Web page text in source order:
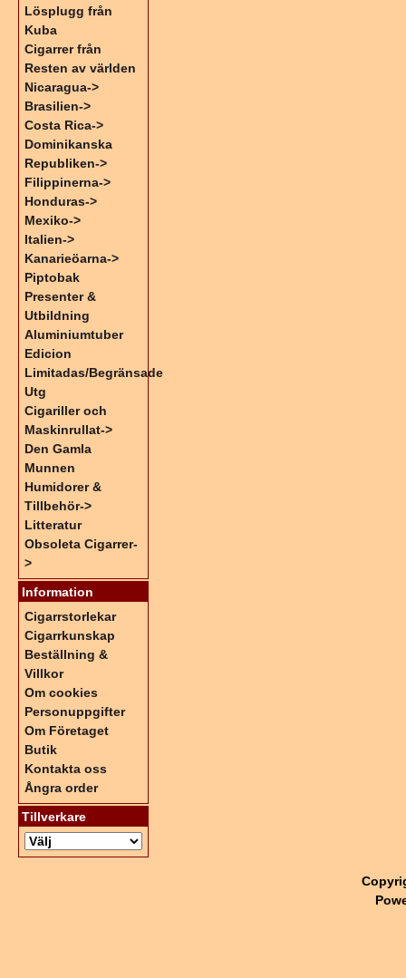
Lösplugg från
Kuba
Cigarrer från
Resten av världen
Nicaragua->
Brasilien->
Costa Rica->
Dominikanska
Republiken->
Filippinerna->
Honduras->
Mexiko->
Italien->
Kanarieöarna->
Piptobak
Presenter &
Utbildning
Aluminiumtuber
Edicion
Limitadas/Begränsade
Utg
Cigariller och
Maskinrullat->
Den Gamla
Munnen
Humidorer &
Tillbehör->
Litteratur
Obsoleta Cigarrer-
>
Information
Cigarrstorlekar
Cigarrkunskap
Beställning &
Villkor
Om cookies
Personuppgifter
Om Företaget
Butik
Kontakta oss
Ångra order
Tillverkare